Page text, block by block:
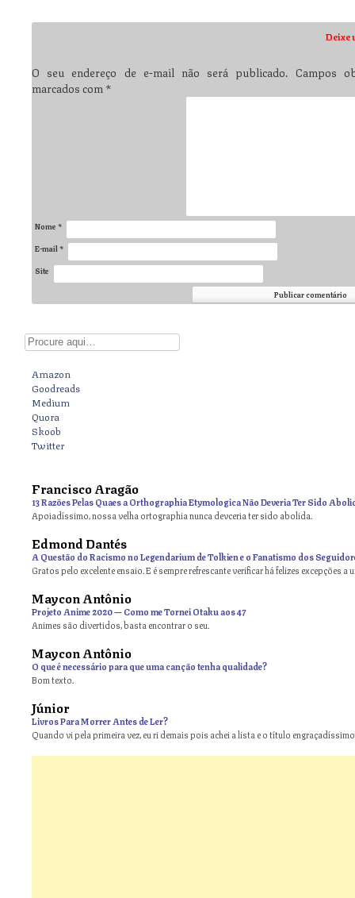
Deixe
O seu endereço de e-mail não será publicado. Campos
marcados com*
Nome *
E-mail*
Site
Digite aqui
Amazon
Goodreads
Medium
Quora
Skoob
Twitter
Francisco Aragão
13 Razões Pelas Quaes a Orthographia Etymologica Não Deveria Ter Sido
Apoiadíssimo, nossa velha ortographia nunca devceria ter sido abolida.
Edmond Dantés
A Questão do Racismo no Legendarium de Tolkien e o Fanatismo dos
Gratos pelo excelente ensaio. E é sempre refrescante verificar há felizes excepções a
Maycon Antônio
Projeto Anime 2020 — Como me Tornei Otaku aos 47
Animes são divertidos, basta encontrar o seu.
Maycon Antônio
O que é necessário para que uma canção tenha qualidade?
Bom texto.
Júnior
Livros Para Morrer Antes de Ler?
Quando vi pela primeira vez, eu ri demais pois achei a lista e o título